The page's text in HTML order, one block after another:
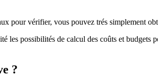
pour vérifier, vous pouvez trés simplement
les possibilités de calcul des coûts et
?